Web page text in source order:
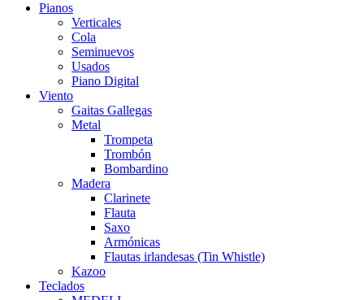
Pianos
Verticales
Cola
Seminuevos
Usados
Piano Digital
Viento
Gaitas Gallegas
Metal
Trompeta
Trombón
Bombardino
Madera
Clarinete
Flauta
Saxo
Armónicas
Flautas irlandesas (Tin Whistle)
Kazoo
Teclados